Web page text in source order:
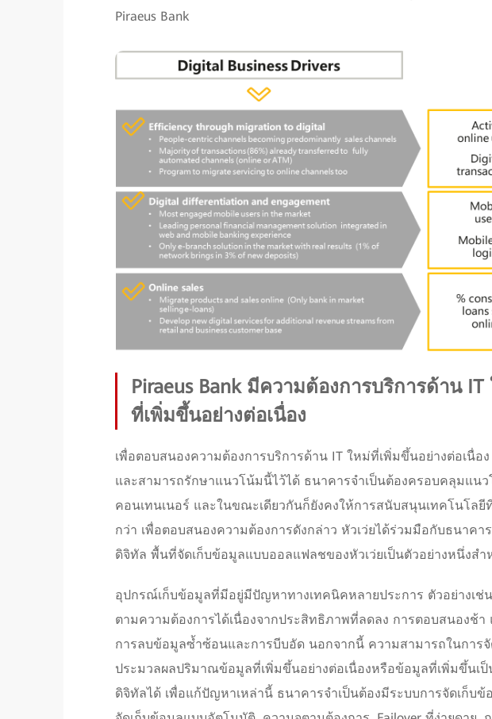
Piraeus Bank
Piraeus Bank มีความต้องการบริการด้าน
ที่เพิ่มขึ้นอย่างต่อเนื่อง
เพื่อตอบสนองความต้องการบริการด้าน IT ใหม่ที่เพิ่มขึ้นอย่างต่อเนื่อ
และสามารถรักษาแนวโน้มนี้ไว้ได้ ธนาคารจำเป็นต้องครอบคลุมแน
คอนเทนเนอร์ และในขณะเดียวกันก็ยังคงให้การสนับสนุนเทคโนโลยี
กว่า เพื่อตอบสนองความต้องการดังกล่าว หัวเว่ยได้ร่วมมือกับธนาคา
ดิจิทัล พื้นที่จัดเก็บข้อมูลแบบออลแฟลชของหัวเว่ยเป็นตัวอย่างหนึ่งส
อุปกรณ์เก็บข้อมูลที่มีอยู่มีปัญหาทางเทคนิคหลายประการ ตัวอย่างเช่
ตามความต้องการได้เนื่องจากประสิทธิภาพที่ลดลง การตอบสนองช้า
การลบข้อมูลซ้ำซ้อนและการบีบอัด นอกจากนี้ ความสามารถในการ
ประมวลผลปริมาณข้อมูลที่เพิ่มขึ้นอย่างต่อเนื่องหรือข้อมูลที่เพิ่มขึ้นเ
ดิจิทัลได้ เพื่อแก้ปัญหาเหล่านี้ ธนาคารจำเป็นต้องมีระบบการจัดเก็บ